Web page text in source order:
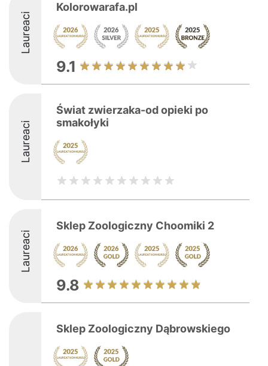
Laureaci
Kolorowarafa.pl
9.1
Laureaci
Świat zwierzaka-od opieki po
smakołyki
Laureaci
Sklep Zoologiczny Choomiki 2
9.8
Sklep Zoologiczny Dąbrowskiego